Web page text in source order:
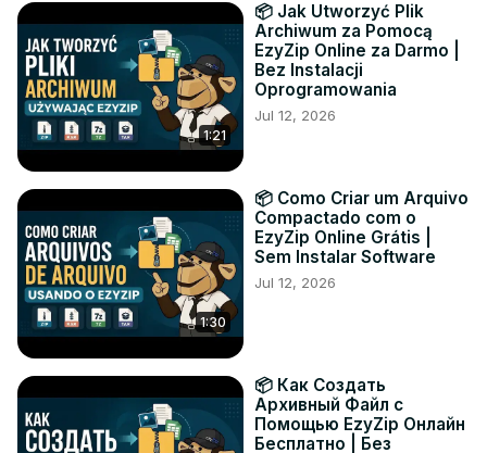
1:21
📦 Jak Utworzyć Plik
Archiwum za Pomocą
EzyZip Online za Darmo |
Bez Instalacji
Oprogramowania
Jul 12, 2026
1:30
📦 Como Criar um Arquivo
Compactado com o
EzyZip Online Grátis |
Sem Instalar Software
Jul 12, 2026
📦 Как Создать
Архивный Файл с
Помощью EzyZip Онлайн
Бесплатно | Без